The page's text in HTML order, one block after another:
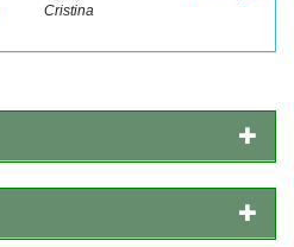
Cristina